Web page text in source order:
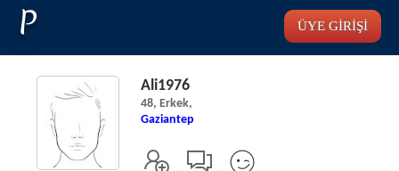
P ÜYE GİRİŞİ
Ali1976
48, Erkek,
Gaziantep